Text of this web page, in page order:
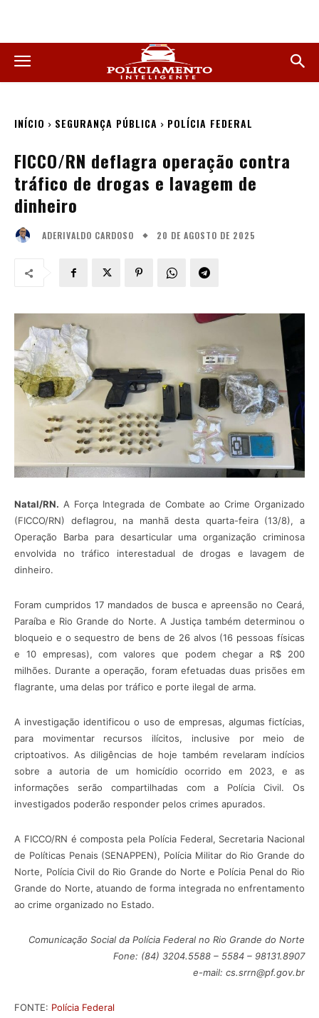
INÍCIO SEGURANÇA PÚBLICA POLÍCIA FEDERAL
FICCO/RN deflagra operação contra
tráfico de drogas e lavagem de
dinheiro
ADERIVALDO CARDOSO 20 DE AGOSTO DE 2025
Natal/RN. A Força Integrada de Combate ao Crime Organizado
(FICCO/RN) deflagrou, na manhã desta quarta-feira (13/8), a
Operação Barba para desarticular uma organização criminosa
envolvida no tráfico interestadual de drogas e lavagem de
dinheiro.
Foram cumpridos 17 mandados de busca e apreensão no Ceará,
Paraíba e Rio Grande do Norte. A Justiça também determinou o
bloqueio e o sequestro de bens de 26 alvos (16 pessoas físicas
e 10 empresas), com valores que podem chegar a R$ 200
milhões. Durante a operação, foram efetuadas duas prisões em
flagrante, uma delas por tráfico e porte ilegal de arma.
A investigação identificou o uso de empresas, algumas fictícias,
para movimentar recursos ilícitos, inclusive por meio de
criptoativos. As diligências de hoje também revelaram indícios
sobre a autoria de um homicídio ocorrido em 2023, e as
informações serão compartilhadas com a Polícia Civil. Os
investigados poderão responder pelos crimes apurados.
A FICCO/RN é composta pela Polícia Federal, Secretaria Nacional
de Políticas Penais (SENAPPEN), Polícia Militar do Rio Grande do
Norte, Polícia Civil do Rio Grande do Norte e Polícia Penal do Rio
Grande do Norte, atuando de forma integrada no enfrentamento
ao crime organizado no Estado.
Comunicação Social da Polícia Federal no Rio Grande do Norte
Fone: (84) 3204.5588 – 5584 – 98131.8907
e-mail: cs.srrn@pf.gov.br
FONTE: Polícia Federal